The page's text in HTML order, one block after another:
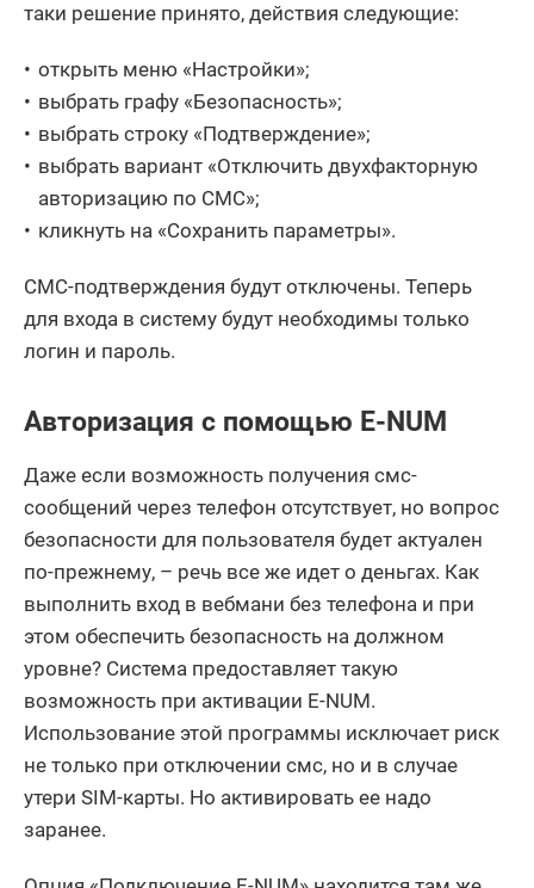
таки решение принято, действия следующие:
открыть меню «Настройки»;
выбрать графу «Безопасность»;
выбрать строку «Подтверждение»;
выбрать вариант «Отключить двухфакторную
авторизацию по СМС»;
кликнуть на «Сохранить параметры».
СМС-подтверждения будут отключены. Теперь
для входа в систему будут необходимы только
логин и пароль.
Авторизация с помощью E-NUM
Даже если возможность получения смс-
сообщений через телефон отсутствует, но вопрос
безопасности для пользователя будет актуален
по-прежнему, – речь все же идет о деньгах. Как
выполнить вход в вебмани без телефона и при
этом обеспечить безопасность на должном
уровне? Система предоставляет такую
возможность при активации E-NUM.
Использование этой программы исключает риск
не только при отключении смс, но и в случае
утери SIM-карты. Но активировать ее надо
заранее.